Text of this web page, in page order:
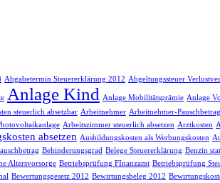
Abgabetermin Steuererklärung 2012 Abgeltungssteuer
Anlage Kind Anlage Mobilitätsprämie Anlage
steuerlich absetzbar Arbeitnehmer Arbeitnehmer-
Arbeitszimmer steuerlich absetzen Arztkosten
absetzen Ausbildungskosten als Werbungskosten
Behinderungsgrad Belege Steuererklärung Benzin
Altersvorsorge Betriebsprüfung FInanzamt Betriebsprüfung
Bewertungsgesetz 2012 Bewirtungsbeleg 2012